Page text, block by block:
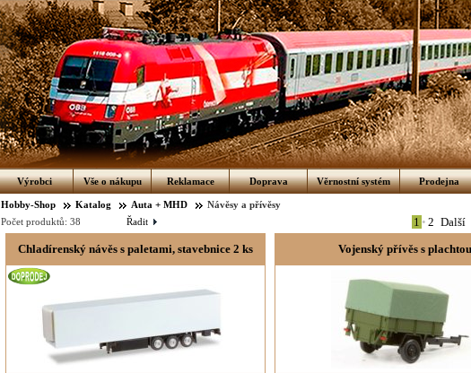
Výrobci Vše o nákupu Reklamace Doprava Věrnostní systém Prodejna
Hobby-Shop Katalog Auta + MHD
Návěsy a přívěsy
Řadit
Počet produktů: 38 1 • 2 Další
Chladírenský návěs s paletami, stavebnice 2 ks
Vojenský přívěs s plachtou